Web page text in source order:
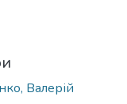
Валерій